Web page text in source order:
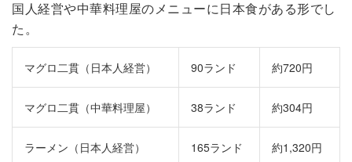
国人経営や中華料理屋のメニューに日本食がある形でし
た。
マグロ二貫（日本人経営） 90ランド 約720円
マグロ二貫（中華料理屋） 38ランド 約304円
ラーメン（日本人経営） 165ランド 約1,320円